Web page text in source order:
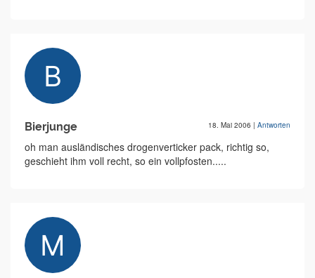
Bierjunge 18. Mai 2006 | Antworten
oh man ausländisches drogenverticker pack, richtig so,
geschieht ihm voll recht, so ein vollpfosten.....